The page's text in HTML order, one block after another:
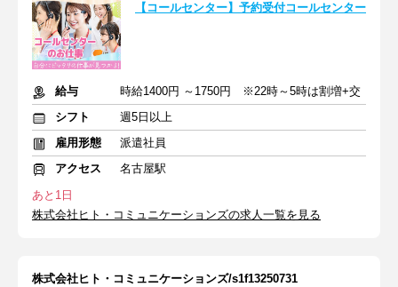
【コールセンター】予約受付コールセンター
給与
時給1400円 ～1750円 ※22時～5時は割増+交
シフト
週5日以上
雇用形態
派遣社員
アクセス
名古屋駅
あと1日
株式会社ヒト・コミュニケーションズの求人一覧を見る
株式会社ヒト・コミュニケーションズ/s1f13250731